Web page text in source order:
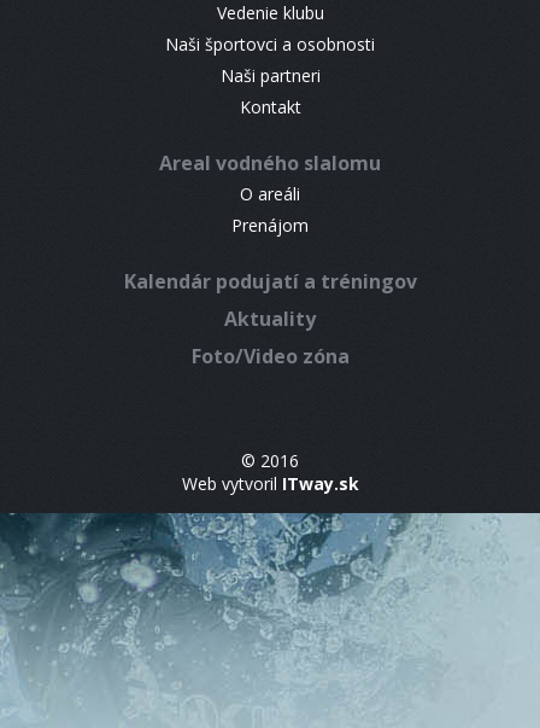
Vedenie klubu
Naši športovci a osobnosti
Naši partneri
Kontakt
Areal vodného slalomu
O areáli
Prenájom
Kalendár podujatí a tréningov
Aktuality
Foto/Video zóna
© 2016
Web vytvoril ITway.sk